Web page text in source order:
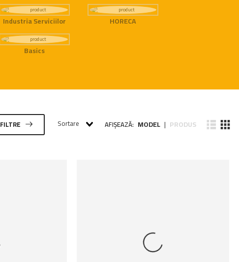
Industria Serviciilor HORECA
Basics
FILTRE Sortare AFIȘEAZĂ: MODEL | PRODUS